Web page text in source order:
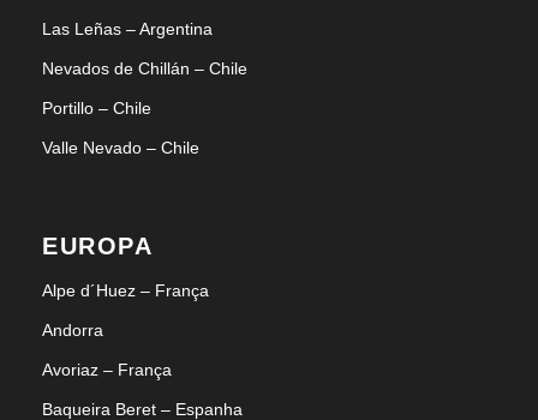
Las Leñas – Argentina
Nevados de Chillán – Chile
Portillo – Chile
Valle Nevado – Chile
EUROPA
Alpe d´Huez – França
Andorra
Avoriaz – França
Baqueira Beret – Espanha